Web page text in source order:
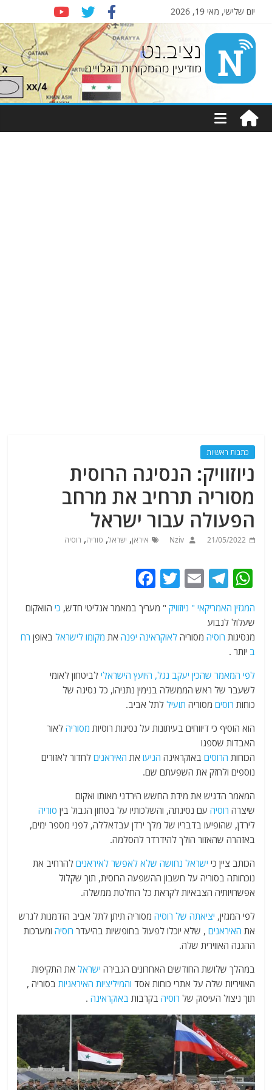
יום שלישי, מאי 19, 2026
Nziv.net
מודיעין
מהמקורות
כתבות ראשיות
ניוזוויק: הנסיגה הרוסית
מסוריה תרחיב את מרחב
הפעולה עבור ישראל
21/05/2022
Nziv איראן, ישראל, סוריה, רוסיה
W
at
s
A
p
p
T
e
g
m
E
ai
l
T
itt
er
c
e
o
o
k
המגזין האמריקאי " ניוזוויק " מעריך במאמר אנליטי חדש, כי הוואקום
שעלול לנבוע
מנסיגות רוסיה מסוריהלאוקראינה יפנה את מקומולישראל באופן רח
ב יותר .
לפי המאמר שהכין יעקב נגל, היועץ הישראלי לביטחון לאומי
לשעבר של ראש הממשלה בנימין נתניהו, כל נסיגה של
כוחות רוסים מסוריה תועיל לתל אביב.
הוא הוסיף כי דיווחים בעיתונות על נסיגות רוסיות מסוריה לאור
האבדות שספגו
הכוחות הרוסים באוקראינה הניעו את האיראנים לחדור לאזורים
נוספים ולחזק את השפעתם שם.
המאמר הדגיש את מידת החשש הירדני מאותו ואקום
שיצרה רוסיה עם נסיגתה, והשלכותיו על בטחון הגבול בין סוריה
לירדן, שהופיעו בדבריו של מלך ירדן עבדאללה, לפני מספר ימים,
באזהרה שהאזור הולך להידרדר להסלמה.
הכותב ציין כי ישראל נחושה שלא לאפשרלאיראנים להרחיב את
נוכחותה בסוריה על חשבון ההשפעה הרוסית, תוך שקלול
אפשרויותיה הצבאיות לקראת כל החלטת ממשלה.
לפי המגזין, יציאתה של רוסיה מסוריה תיתן לתל אביב הזדמנות לגרש
את האיראנים , שלא יוכלו לפעול בחופשיות בהיעדר רוסיה ומערכות
ההגנה האווירית שלה.
במהלך שלושת החודשים האחרונים הגבירה ישראל את התקיפות
האוויריות שלה על אתרי כוחות אסד והמיליציות האיראניות בסוריה ,
תוך ניצול העיסוק של רוסיה בקרבות באוקראינה .